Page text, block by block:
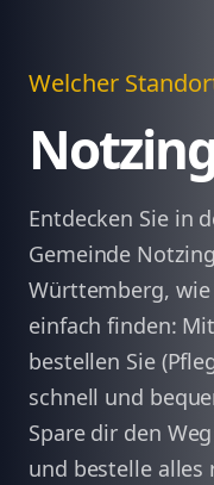
Welcher
Entdecken Sie in
Gemeinde
Württemberg, wie
einfach finden:
bestellen Sie
schnell und
Spare dir den
und bestelle alles